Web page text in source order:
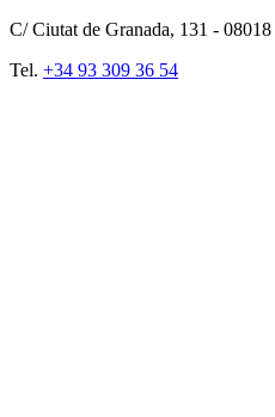
C/ Ciutat de Granada, 131 - 08018
Tel. +34 93 309 36 54